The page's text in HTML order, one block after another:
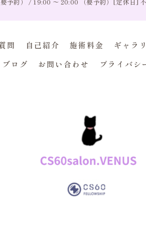
問 自己紹介 施術料金 ギャラ
ブログ お問い合わせ プライバシ